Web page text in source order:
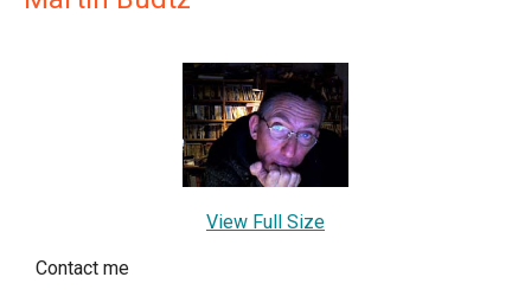
View Full Size
Contact me